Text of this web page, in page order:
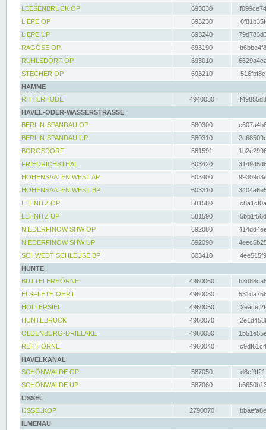
LEESENBRÜCK OP
693030
LIEPE OP
693230
LIEPE UP
693240
RAGÖSE OP
693190
RUHLSDORF OP
693010
STECHER OP
693210
HAMME
RITTERHUDE
4940030
HAVEL-ODER-WASSERSTRASSE
BERLIN-SPANDAU OP
580300
BERLIN-SPANDAU UP
580310
BORGSDORF
581591
FRIEDRICHSTHAL
603420
HOHENSAATEN WEST AP
603400
HOHENSAATEN WEST BP
603310
LEHNITZ OP
581580
LEHNITZ UP
581590
NIEDERFINOW SHW OP
692080
NIEDERFINOW SHW UP
692090
SCHWEDT SCHLEUSE BP
603410
HUNTE
BUTTELERHÖRNE
4960060
ELSFLETH OHRT
4960080
HOLLERSIEL
4960050
HUNTEBRÜCK
4960070
OLDENBURG-DRIELAKE
4960030
REITHÖRNE
4960040
HAVELKANAL
SCHÖNWALDE OP
587050
SCHÖNWALDE UP
587060
IJSSEL
IJSSELKOP
2790070
ILMENAU